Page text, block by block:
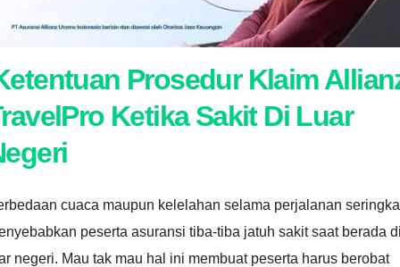
Prosedur Klaim
Ketika Sakit Di Luar
cuaca maupun kelelahan selama perjalanan
peserta asuransi tiba-tiba jatuh sakit saat berada
negeri. Mau tak mau hal ini membuat peserta harus berobat